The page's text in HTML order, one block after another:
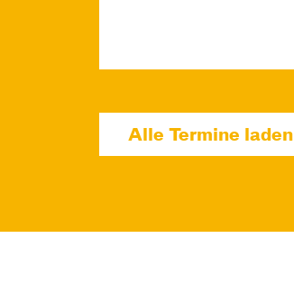
JUNGES SCHAUSPIEL
Alle Termine laden